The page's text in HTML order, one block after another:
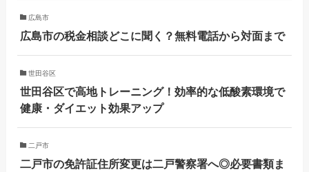
広島市
広島市の税金相談どこに聞く？無料電話から対面まで
世田谷区
世田谷区で高地トレーニング！効率的な低酸素環境で
健康・ダイエット効果アップ
二戸市
二戸市の免許証住所変更は二戸警察署へ◎必要書類ま